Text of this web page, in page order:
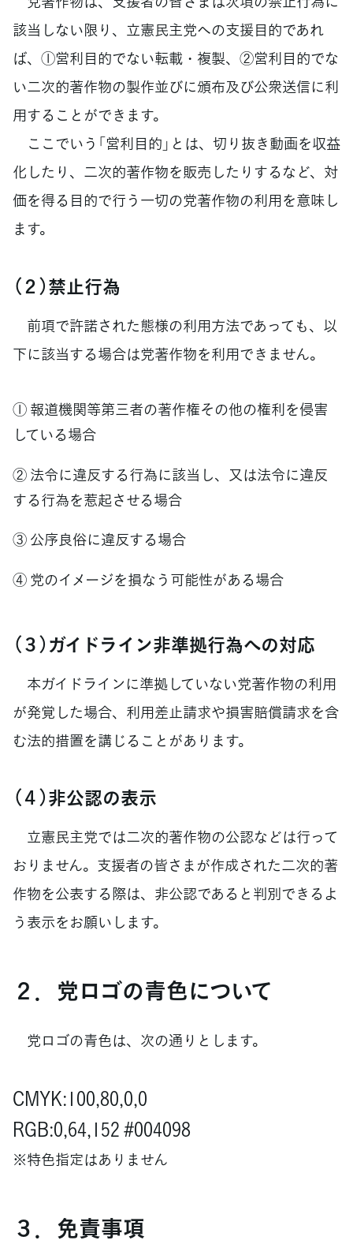
該当しない限り、立憲民主党への支援目的であれ
ば、①営利目的でない転載・複製、②営利目的でな
い二次的著作物の製作並びに頒布及び公衆送信に利
用することができます。
ここでいう「営利目的」とは、切り抜き動画を収益
化したり、二次的著作物を販売したりするなど、対
価を得る目的で行う一切の党著作物の利用を意味し
ます。
（２）禁止行為
前項で許諾された態様の利用方法であっても、以
下に該当する場合は党著作物を利用できません。
① 報道機関等第三者の著作権その他の権利を侵害
している場合
② 法令に違反する行為に該当し、又は法令に違反
する行為を惹起させる場合
③ 公序良俗に違反する場合
④ 党のイメージを損なう可能性がある場合
（３）ガイドライン非準拠行為への対応
本ガイドラインに準拠していない党著作物の利用
が発覚した場合、利用差止請求や損害賠償請求を含
む法的措置を講じることがあります。
（４）非公認の表示
立憲民主党では二次的著作物の公認などは行って
おりません。支援者の皆さまが作成された二次的著
作物を公表する際は、非公認であると判別できるよ
う表示をお願いします。
２．党ロゴの青色について
党ロゴの青色は、次の通りとします。
CMYK:100,80,0,0
RGB:0,64,152 #004098
※特色指定はありません
３．免責事項